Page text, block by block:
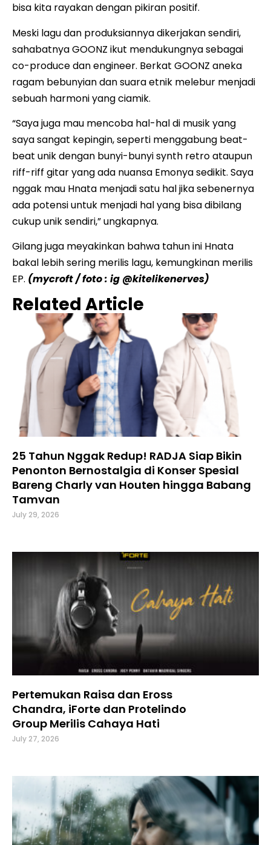
bisa kita rayakan dengan pikiran positif.
Meski lagu dan produksiannya dikerjakan sendiri,
sahabatnya GOONZ ikut mendukungnya sebagai
co-produce dan engineer. Berkat GOONZ aneka
ragam bebunyian dan suara etnik melebur menjadi
sebuah harmoni yang ciamik.
“Saya juga mau mencoba hal-hal di musik yang
saya sangat kepingin, seperti menggabung beat-
beat unik dengan bunyi-bunyi synth retro ataupun
riff-riff gitar yang ada nuansa Emonya sedikit. Saya
nggak mau Hnata menjadi satu hal jika sebenernya
ada potensi untuk menjadi hal yang bisa dibilang
cukup unik sendiri,” ungkapnya.
Gilang juga meyakinkan bahwa tahun ini Hnata
bakal lebih sering merilis lagu, kemungkinan merilis
EP. (mycroft / foto : ig @kitelikenerves)
Related Article
25 Tahun Nggak Redup! RADJA Siap Bikin
Penonton Bernostalgia di Konser Spesial
Bareng Charly van Houten hingga Babang
Tamvan
July 29, 2026
Pertemukan Raisa dan Eross
Chandra, iForte dan Protelindo
Group Merilis Cahaya Hati
July 27, 2026